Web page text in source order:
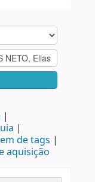
de tags
aquisição